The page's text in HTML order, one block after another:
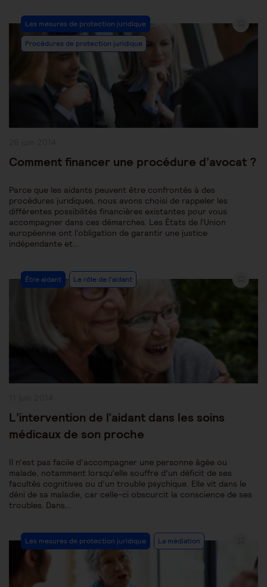
Post
Category:
Les mesures de protection juridique
Procédures de protection juridique
Comment financer une procédure d’avocat ?
Parce que les aidants peuvent être confrontés à des
procédures juridiques, nous avons choisi de rappeler les
différentes possibilités financières existantes pour vous
accompagner dans ces démarches. Les États de l'Union
européenne ont l'obligation de garantir une justice
indépendante et…
Post
Category:
Être aidant Le rôle de l'aidant
L’intervention de l’aidant dans les soins
médicaux de son proche
Il n’est pas facile d’accompagner une personne âgée ou
malade, notamment lorsqu’elle souffre d’un déficit de ses
facultés cognitives ou d’un trouble psychique. Elle vit dans le
déni de sa maladie, car celle-ci obscurcit la conscience de ses
troubles. Dans…
Post
Category:
Les mesures de protection juridique La médiation